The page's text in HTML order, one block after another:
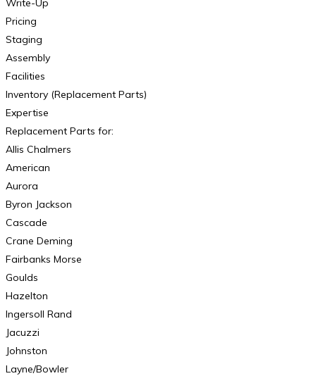
Write-Up
Pricing
Staging
Assembly
Facilities
Inventory (Replacement Parts)
Expertise
Replacement Parts for:
Allis Chalmers
American
Aurora
Byron Jackson
Cascade
Crane Deming
Fairbanks Morse
Goulds
Hazelton
Ingersoll Rand
Jacuzzi
Johnston
Layne/Bowler